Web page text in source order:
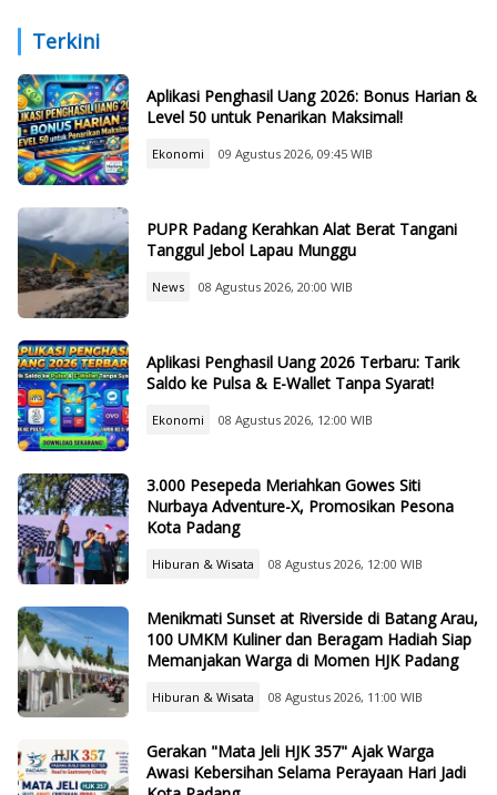
Terkini
Aplikasi Penghasil Uang 2026: Bonus Harian &
Level 50 untuk Penarikan Maksimal!
Ekonomi 09 Agustus 2026, 09:45 WIB
PUPR Padang Kerahkan Alat Berat Tangani
Tanggul Jebol Lapau Munggu
News 08 Agustus 2026, 20:00 WIB
Aplikasi Penghasil Uang 2026 Terbaru: Tarik
Saldo ke Pulsa & E-Wallet Tanpa Syarat!
Ekonomi 08 Agustus 2026, 12:00 WIB
3.000 Pesepeda Meriahkan Gowes Siti
Nurbaya Adventure-X, Promosikan Pesona
Kota Padang
Hiburan & Wisata 08 Agustus 2026, 12:00 WIB
Menikmati Sunset at Riverside di Batang Arau,
100 UMKM Kuliner dan Beragam Hadiah Siap
Memanjakan Warga di Momen HJK Padang
Hiburan & Wisata 08 Agustus 2026, 11:00 WIB
Gerakan "Mata Jeli HJK 357" Ajak Warga
Awasi Kebersihan Selama Perayaan Hari Jadi